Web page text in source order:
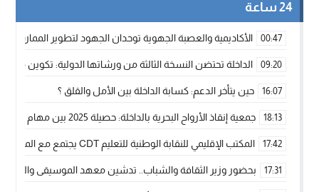
24 ساعة
00:47 الأكاديمية والعصبة الجهوية توحدان الجهود لتطوير الممارسة
09:20 الداخلة تحتضن النسخة الثالثة من ورشاتها الدولية: تكوين
16:07 حين يتأخر الدعم: كسابة الداخلة بين الأمل والقلق ؟
18:13 جمعية إنقاذ الأرواح البحرية بالداخلة: حصيلة 2025 بين مهام الإنقاذ ومشروع “دار البحار”
17:42 المكتب الإقليمي للنقابة الوطنية للتعليم CDT يجتمع مع المدير الإقليمي لمناقشة ملفات جوهرية لنساء ورجال التعليم
17:31 بحضور وزير الثقافة والشباب.. تدشين معهد الموسيقى والفنون